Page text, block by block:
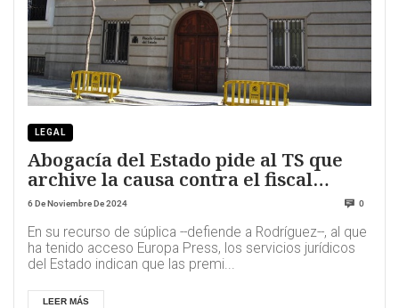
LEGAL
Abogacía del Estado pide al TS que
archive la causa contra el fiscal
general
6 De Noviembre De 2024 0
En su recurso de súplica --defiende a Rodríguez--, al que
ha tenido acceso Europa Press, los servicios jurídicos
del Estado indican que las premi...
LEER MÁS